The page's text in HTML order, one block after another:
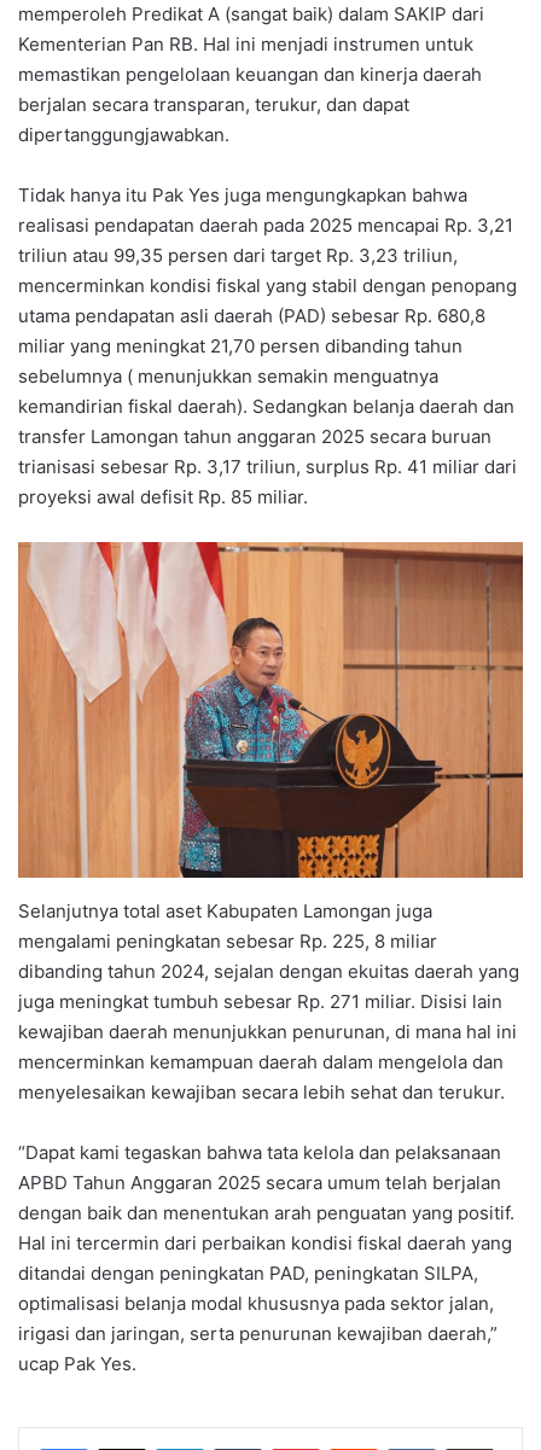
memperoleh Predikat A (sangat baik) dalam SAKIP dari
Kementerian Pan RB. Hal ini menjadi instrumen untuk
memastikan pengelolaan keuangan dan kinerja daerah
berjalan secara transparan, terukur, dan dapat
dipertanggungjawabkan.
Tidak hanya itu Pak Yes juga mengungkapkan bahwa
realisasi pendapatan daerah pada 2025 mencapai Rp. 3,21
triliun atau 99,35 persen dari target Rp. 3,23 triliun,
mencerminkan kondisi fiskal yang stabil dengan penopang
utama pendapatan asli daerah (PAD) sebesar Rp. 680,8
miliar yang meningkat 21,70 persen dibanding tahun
sebelumnya ( menunjukkan semakin menguatnya
kemandirian fiskal daerah). Sedangkan belanja daerah dan
transfer Lamongan tahun anggaran 2025 secara buruan
trianisasi sebesar Rp. 3,17 triliun, surplus Rp. 41 miliar dari
proyeksi awal defisit Rp. 85 miliar.
Selanjutnya total aset Kabupaten Lamongan juga
mengalami peningkatan sebesar Rp. 225, 8 miliar
dibanding tahun 2024, sejalan dengan ekuitas daerah yang
juga meningkat tumbuh sebesar Rp. 271 miliar. Disisi lain
kewajiban daerah menunjukkan penurunan, di mana hal ini
mencerminkan kemampuan daerah dalam mengelola dan
menyelesaikan kewajiban secara lebih sehat dan terukur.
“Dapat kami tegaskan bahwa tata kelola dan pelaksanaan
APBD Tahun Anggaran 2025 secara umum telah berjalan
dengan baik dan menentukan arah penguatan yang positif.
Hal ini tercermin dari perbaikan kondisi fiskal daerah yang
ditandai dengan peningkatan PAD, peningkatan SILPA,
optimalisasi belanja modal khususnya pada sektor jalan,
irigasi dan jaringan, serta penurunan kewajiban daerah,”
ucap Pak Yes.